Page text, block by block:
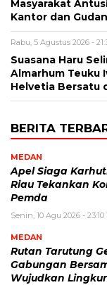
Masyarakat
Kantor dan
Rabu, 5 Agustus 2026 -
Suasana Haru
Almarhum Teuku
Helvetia Bersatu
BERITA
MEDAN
Apel Siaga
Riau Tekankan
Pemda
Senin, 10 Agu 2026 -
MEDAN
Rutan Tarutung
Gabungan
Wujudkan